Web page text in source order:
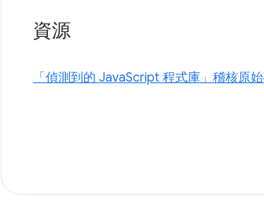
資源
「偵測到的 JavaScript 程式庫」 稽核原